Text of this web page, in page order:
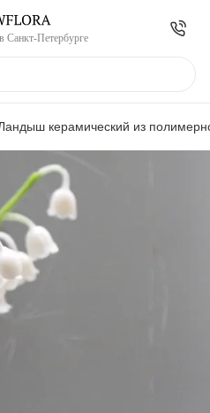
Санкт-Петербурге
керамический из